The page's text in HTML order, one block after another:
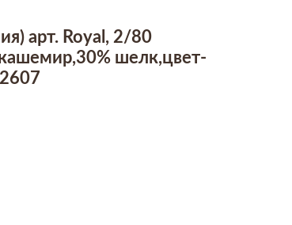
арт. Royal, 2/80
шелк,цвет-